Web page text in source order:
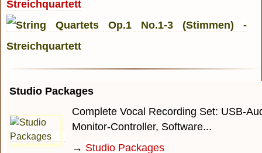
Streichquartett
Studio Packages
Complete Vocal Recording Set: USB-
Monitor-Controller, Software...
→ Studio Packages